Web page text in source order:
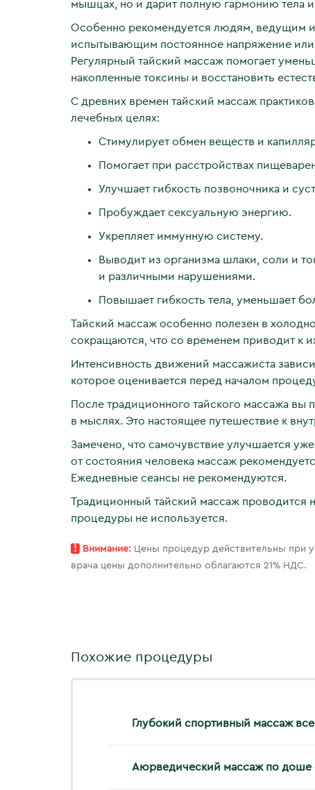
мышцах, но и дарит полную гармонию тела и
Особенно рекомендуется людям, ведущим
испытывающим постоянное напряжение
Регулярный тайский массаж помогает
накопленные токсины и восстановить
С древних времен тайский массаж
лечебных целях:
Стимулирует обмен веществ и
Помогает при расстройствах
Улучшает гибкость позвоночника и
Пробуждает сексуальную энергию.
Укрепляет иммунную систему.
Выводит из организма шлаки, соли и
и различными нарушениями.
Повышает гибкость тела, уменьшает
Тайский массаж особенно полезен в
сокращаются, что со временем приводит к
Интенсивность движений массажиста
которое оценивается перед началом
После традиционного тайского массажа вы
в мыслях. Это настоящее путешествие к
Замечено, что самочувствие улучшается
от состояния человека массаж
Ежедневные сеансы не рекомендуются.
Традиционный тайский массаж проводится
процедуры не используется.
! Внимание: Цены процедур действительны при
врача цены дополнительно облагаются 21% НДС.
Похожие процедуры
Глубокий спортивный массаж
Аюрведический массаж по доше